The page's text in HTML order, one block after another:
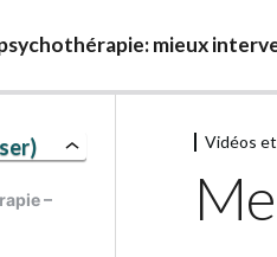
mieux
–
Vidéos